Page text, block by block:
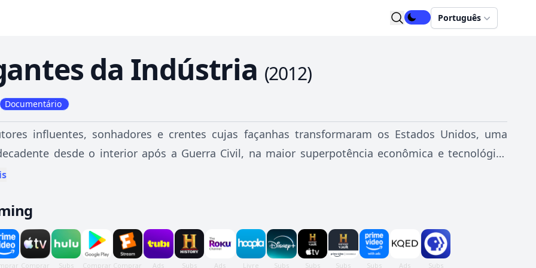
Português
da Indústria (2012)
Documentário
influentes, sonhadores e crentes cujas façanhas transformaram os Estados Unidos, uma
desde o interior após a Guerra Civil, na maior superpotência econômica e tecnológica
já viu. The Men Who Built America é a história de uma nação na encruzilhada e das pessoas